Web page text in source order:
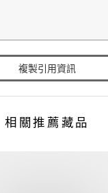
複製引用資訊
相關推薦藏品